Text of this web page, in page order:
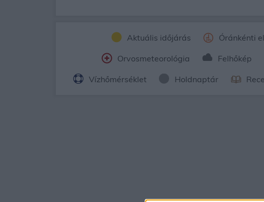
Aktuális időjárás Óránkénti
Orvosmeteorológia Felhőkép
Vízhőmérséklet Holdnaptár